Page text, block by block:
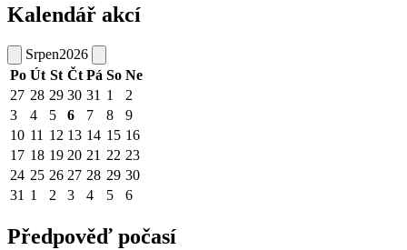
Kalendář akcí
Srpen2026
Po Út St Čt Pá So Ne
27 28 29 30 31 1
2
3
4 5 6 7 8
9
10 11 12 13 14 15 16
17 18 19 20 21 22 23
24 25 26 27 28 29 30
31 1 2 3 4 5 6
Předpověď počasí